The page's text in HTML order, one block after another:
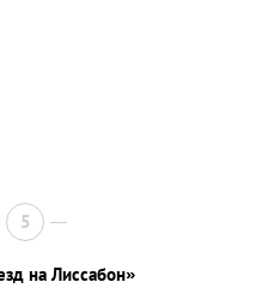
5
на Лиссабон»